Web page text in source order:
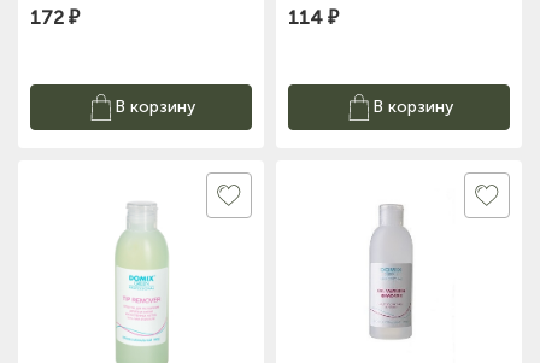
172 ₽
В корзину
114 ₽
В корзину